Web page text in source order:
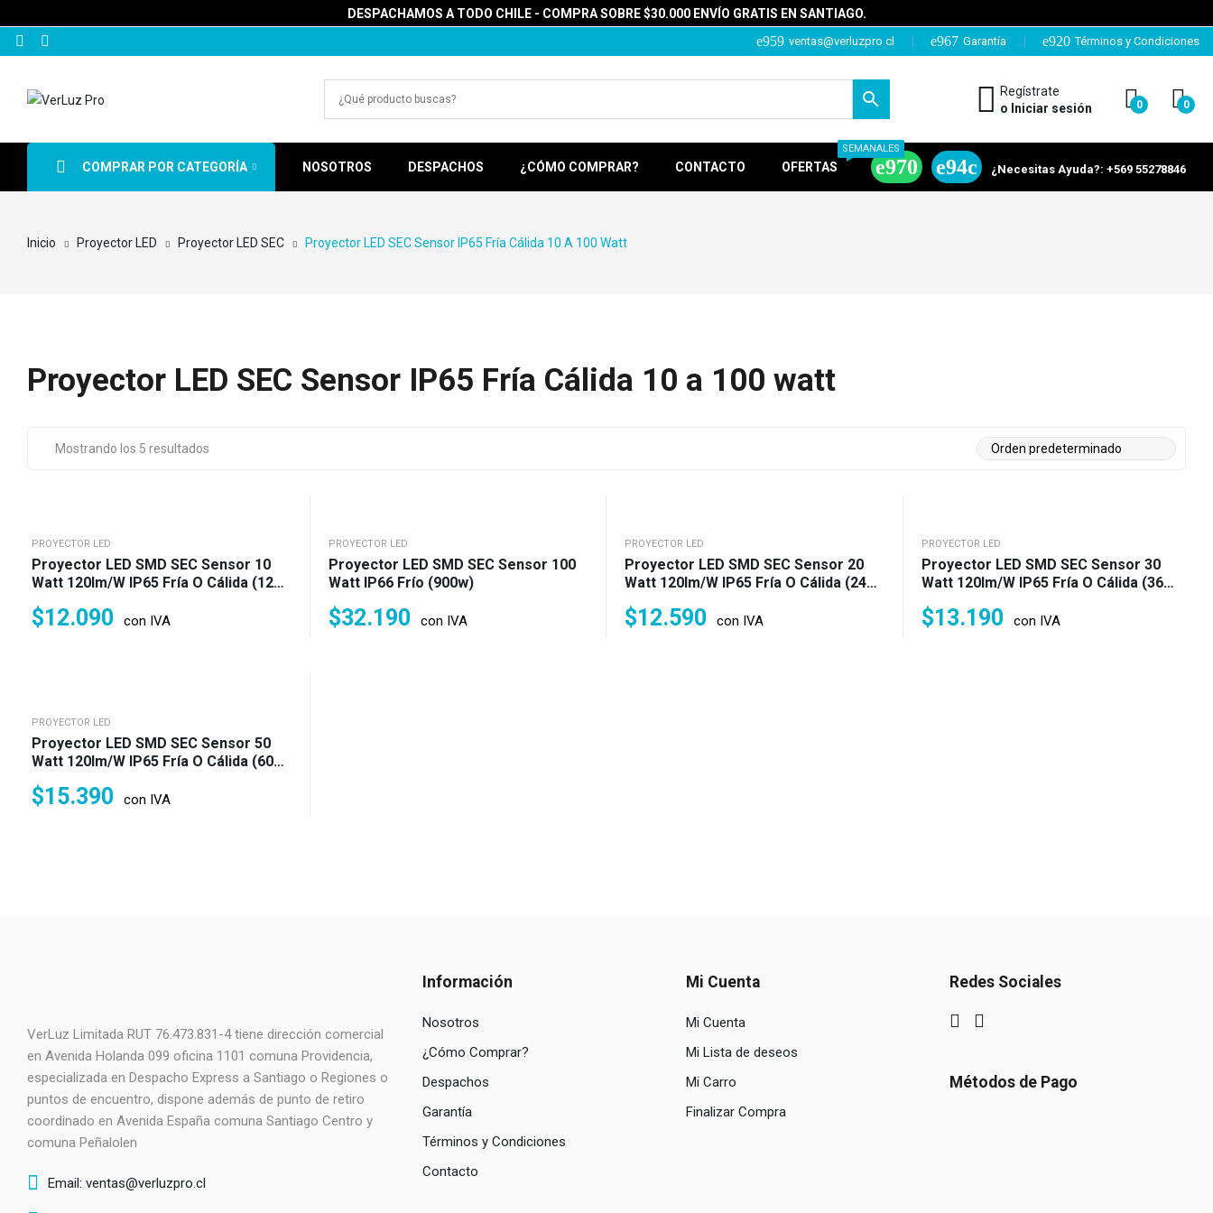
DESPACHAMOS A TODO CHILE - COMPRA SOBRE $30.000 ENVÍO GRATIS EN SANTIAGO.
ventas@verluzpro.cl Garantía Términos y Condiciones
Regístrate
o Iniciar sesión
0 0
COMPRAR POR CATEGORÍA NOSOTROS DESPACHOS ¿CÓMO COMPRAR? CONTACTO OFERTAS
SEMANALES
¿Necesitas Ayuda?: +569 55278846
Inicio Proyector LED Proyector LED SEC Proyector LED SEC Sensor IP65 Fría Cálida 10 A 100 Watt
Proyector LED SEC Sensor IP65 Fría Cálida 10 a 100 watt
Mostrando los 5 resultados
PROYECTOR LED
Proyector LED SMD SEC Sensor 10
Watt 120lm/w IP65 Fría O Cálida (120
$12.090 con IVA
PROYECTOR LED
Proyector LED SMD SEC Sensor 100
Watt IP66 Frío (900w)
$32.190 con IVA
PROYECTOR LED
Proyector LED SMD SEC Sensor 20
Watt 120lm/w IP65 Fría O Cálida (240
$12.590 con IVA
PROYECTOR LED
Proyector LED SMD SEC Sensor 30
Watt 120lm/w IP65 Fría O Cálida (360
$13.190 con IVA
PROYECTOR LED
Proyector LED SMD SEC Sensor 50
Watt 120lm/w IP65 Fría O Cálida (600
$15.390 con IVA
VerLuz Limitada RUT 76.473.831-4 tiene dirección comercial
en Avenida Holanda 099 oficina 1101 comuna Providencia,
especializada en Despacho Express a Santiago o Regiones o
puntos de encuentro, dispone además de punto de retiro
coordinado en Avenida España comuna Santiago Centro y
comuna Peñalolen
Email: ventas@verluzpro.cl
Información
Nosotros
¿Cómo Comprar?
Despachos
Garantía
Términos y Condiciones
Contacto
Mi Cuenta
Mi Cuenta
Mi Lista de deseos
Mi Carro
Finalizar Compra
Redes Sociales
Métodos de Pago